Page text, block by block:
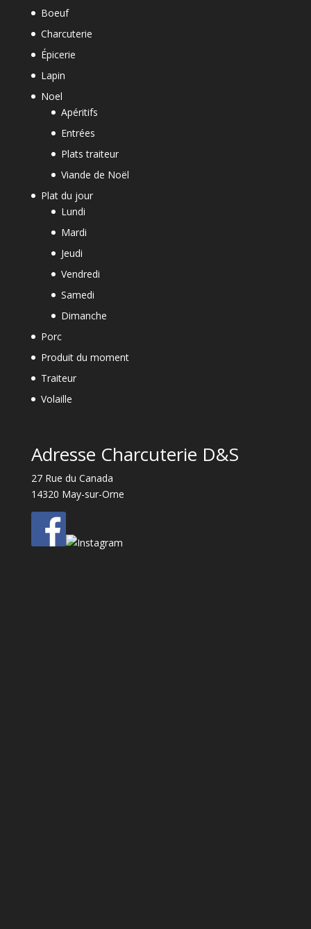
Boeuf
Charcuterie
Épicerie
Lapin
Noel
Apéritifs
Entrées
Plats traiteur
Viande de Noël
Plat du jour
Lundi
Mardi
Jeudi
Vendredi
Samedi
Dimanche
Porc
Produit du moment
Traiteur
Volaille
Adresse Charcuterie D&S
27 Rue du Canada
14320 May-sur-Orne